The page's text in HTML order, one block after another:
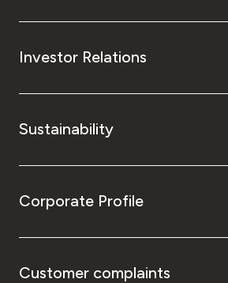
Investor Relations
Sustainability
Corporate Profile
Customer complaints